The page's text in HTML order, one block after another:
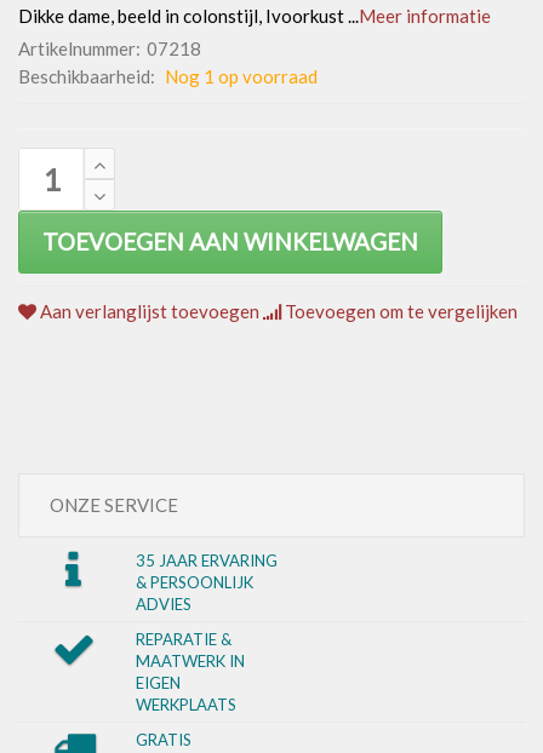
Dikke dame, beeld in colonstijl, Ivoorkust ... Meer informatie
Artikelnummer: 07218
Beschikbaarheid: Nog 1 op voorraad
TOEVOEGEN AAN WINKELWAGEN
Aan verlanglijst toevoegen Toevoegen om te vergelijken
ONZE SERVICE
35 JAAR ERVARING
& PERSOONLIJK
ADVIES
REPARATIE &
MAATWERK IN
EIGEN
WERKPLAATS
GRATIS